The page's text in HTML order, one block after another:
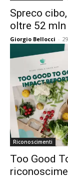
Spreco
oltre 52
Giorgio Bellocci -
Riconoscimenti
Too Good